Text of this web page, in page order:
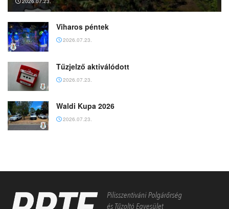
Viharos péntek
2026.07.23.
Tűzjelző aktiválódott
2026.07.23.
Waldi Kupa 2026
2026.07.23.